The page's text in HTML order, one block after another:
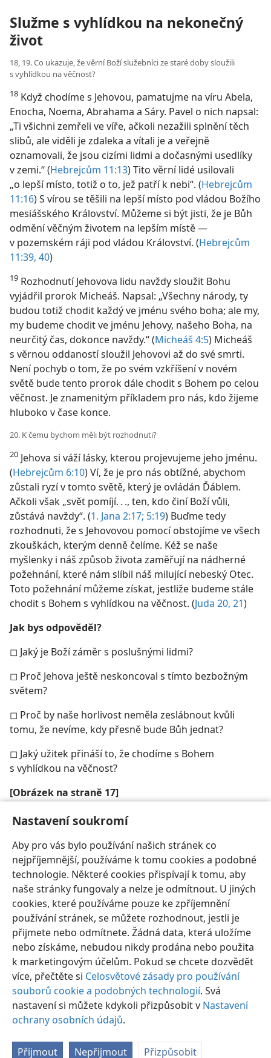
Nastavení soukromí
Aby pro vás bylo používání našich stránek co
nejpříjemnější, používáme k tomu cookies a podobné
technologie. Některé cookies přispívají k tomu, aby
naše stránky fungovaly a nelze je odmítnout. U jiných
cookies, které používáme pouze ke zpříjemnění
používání stránek, se můžete rozhodnout, jestli je
přijmete nebo odmítnete. Žádná data, která uložíme
nebo získáme, nebudou nikdy prodána nebo použita
k marketingovým účelům. Pokud se chcete dozvědět
více, přečtěte si Celosvětové zásady pro používání
souborů cookie a podobných technologií. Svá
nastavení si můžete kdykoli přizpůsobit v Nastavení
ochrany osobních údajů.
Přijmout Nepřijmout Přizpůsobit
Služme s vyhlídkou na nekonečný
život
18, 19. Co ukazuje, že věrní Boží služebníci ze staré doby sloužili
s vyhlídkou na věčnost?
18 Když chodíme s Jehovou, pamatujme na víru Abela,
Enocha, Noema, Abrahama a Sáry. Pavel o nich napsal:
„Ti všichni zemřeli ve víře, ačkoli nezažili splnění těch
slibů, ale viděli je zdaleka a vítali je a veřejně
oznamovali, že jsou cizími lidmi a dočasnými usedlíky
v zemi.“ (Hebrejcům 11:13) Tito věrní lidé usilovali
„o lepší místo, totiž o to, jež patří k nebi“. (Hebrejcům
11:16) S vírou se těšili na lepší místo pod vládou Božího
mesiášského Království. Můžeme si být jisti, že je Bůh
odmění věčným životem na lepším místě —
v pozemském ráji pod vládou Království. (Hebrejcům
11:39, 40)
19 Rozhodnutí Jehovova lidu navždy sloužit Bohu
vyjádřil prorok Micheáš. Napsal: „Všechny národy, ty
budou totiž chodit každý ve jménu svého boha; ale my,
my budeme chodit ve jménu Jehovy, našeho Boha, na
neurčitý čas, dokonce navždy.“ (Micheáš 4:5) Micheáš
s věrnou oddaností sloužil Jehovovi až do své smrti.
Není pochyb o tom, že po svém vzkříšení v novém
světě bude tento prorok dále chodit s Bohem po celou
věčnost. Je znamenitým příkladem pro nás, kdo žijeme
hluboko v čase konce.
20. K čemu bychom měli být rozhodnuti?
20 Jehova si váží lásky, kterou projevujeme jeho jménu.
(Hebrejcům 6:10) Ví, že je pro nás obtížné, abychom
zůstali ryzí v tomto světě, který je ovládán Ďáblem.
Ačkoli však „svět pomíjí. . ., ten, kdo činí Boží vůli,
zůstává navždy“. (1. Jana 2:17; 5:19) Buďme tedy
rozhodnuti, že s Jehovovou pomocí obstojíme ve všech
zkouškách, kterým denně čelíme. Kéž se naše
myšlenky i náš způsob života zaměřují na nádherné
požehnání, které nám slíbil náš milující nebeský Otec.
Toto požehnání můžeme získat, jestliže budeme stále
chodit s Bohem s vyhlídkou na věčnost. (Juda 20, 21)
Jak bys odpověděl?
◻ Jaký je Boží záměr s poslušnými lidmi?
◻ Proč Jehova ještě neskoncoval s tímto bezbožným
světem?
◻ Proč by naše horlivost neměla zeslábnout kvůli
tomu, že nevíme, kdy přesně bude Bůh jednat?
◻ Jaký užitek přináší to, že chodíme s Bohem
s vyhlídkou na věčnost?
[Obrázek na straně 17]
Chodit s Bohem znamená, že mu horlivě sloužíme
Čeština Sdílet Nastavení
Copyright © 2026 Watch Tower Bible and Tract Society of Pennsylvania
Podmínky použití Ochrana osobních údajů
Nastavení soukromí
JW.ORG
Přihlásit se